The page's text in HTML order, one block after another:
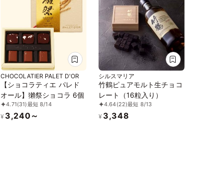
CHOCOLATIER PALET D'OR
【ショコラティエ パレド
オール】獺祭ショコラ 6個
4.71(31)最短 8/14
¥ 3,240～
シルスマリア
竹鶴ピュアモルト生チョコ
レート（16粒入り）
4.64(22)最短 8/13
¥ 3,348